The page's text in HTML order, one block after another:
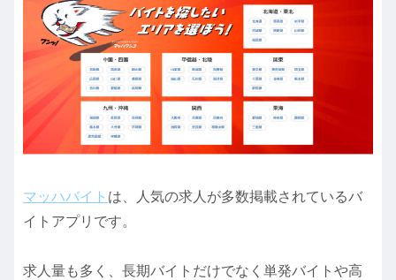
マッハバイト は、人気の求人が多数掲載されているバ
イトアプリです。
求人量も多く、長期バイトだけでなく単発バイトや高